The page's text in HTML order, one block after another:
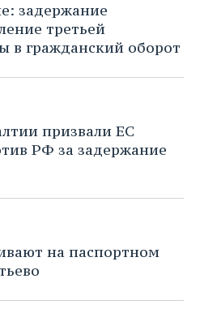
задержание
третьей
в гражданский оборот
призвали ЕС
РФ за задержание
на паспортном